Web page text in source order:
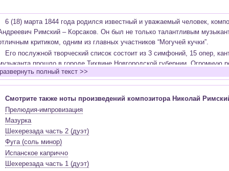
6 (18) марта 1844 года родился известный и уважаемый человек,
Римский – Корсаков. Он был не только талантливым
критиком, одним из главных участников “Могучей кучки”.
Его послужной творческий список состоит из 3 симфоний, 15 опер,
прошло в городе Тихвине Новгородской губернии. Огромную
Музыка привлекала Римского – Корсакова еще с детства.
собственно игре на фортепиано обучался дома.
Восхищался произведениями Бетховена, Россини, Мендельсона,
искусства стал Михаил Глинка и его произведения “Камаринская”,
Николай понял, что хочет развиваться и идти вперед. Именно
к пианисту Канилле.
Весной 1862 года Николай закончил Морское училище на отлично. В
утраты семья перебралась в Санкт – Петербург.
участником Балакиревского кружка “Могучая кучка”. Идеи этого
личность композитора, его жизненные и творческие
развернуть полный текст >>
Смотрите также ноты произведений композитора Николай
Прелюдия-импровизация
Мазурка
Шехерезада часть 2 (дуэт)
Фуга (соль минор)
Испанское каприччо
Шехерезада часть 1 (дуэт)